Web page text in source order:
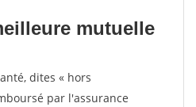
mutuelle
dites « hors
par l'assurance